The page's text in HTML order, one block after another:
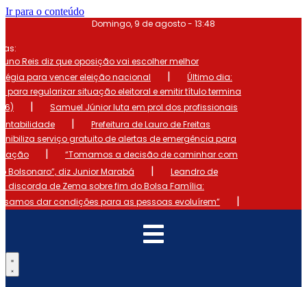
Ir para o conteúdo
Domingo, 9 de agosto - 13:48
Reis diz que oposição vai escolher melhor
para vencer eleição nacional
|
Último dia:
para regularizar situação eleitoral e emitir título termina
|
Samuel Júnior luta em prol dos profissionais
|
Prefeitura de Lauro de Freitas
serviço gratuito de alertas de emergência para
|
“Tomamos a decisão de caminhar com
Bolsonaro”, diz Junior Marabá
|
Leandro de
discorda de Zema sobre fim do Bolsa Família:
dar condições para as pessoas evoluírem”
|